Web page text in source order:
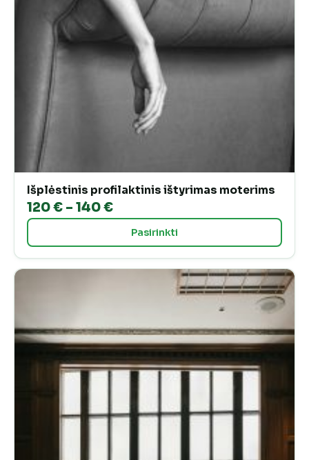
Išplėstinis profilaktinis ištyrimas moterims
120€ – 140€Price
range:
120 €
through
Pasirinkti